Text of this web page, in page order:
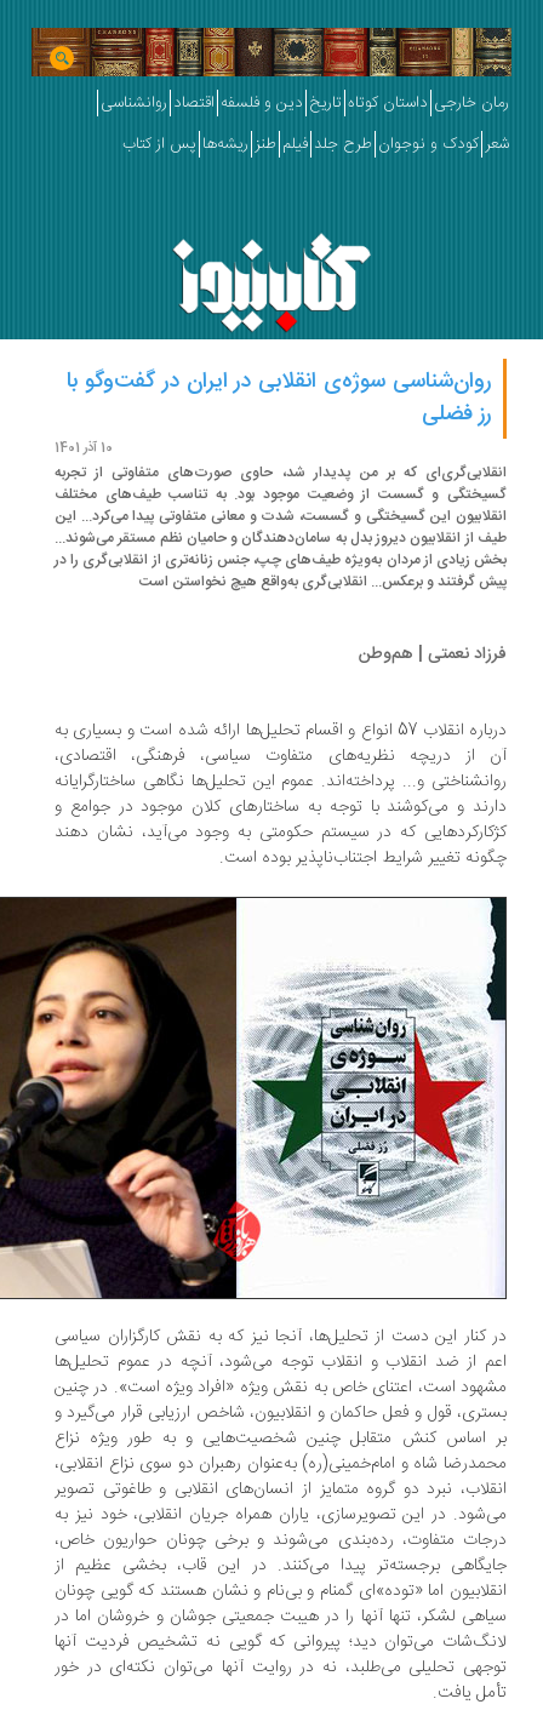
خارجی داستان کوتاه تاریخ دین و فلسفه اقتصاد روانشناسی
کودک و نوجوان طرح جلد فیلم طنز ریشه‌ها پس از کتاب
روان‌شناسی سوژه‌ی انقلابی در ایران در گفت‌وگو با
رز فضلی
که بر من پدیدار شد، حاوی صورت‌های متفاوتی از تجربه
و گسست از وضعیت موجود بود. به تناسب طیف‌های مختلف
این گسیختگی و گسست، شدت و معانی متفاوتی پیدا می‌کرد... این
از انقلابیون دیروز بدل به سامان‌دهندگان و حامیان نظم مستقر می‌شوند...
زیادی از مردان به‌ویژه طیف‌های چپ، جنس زنانه‌تری از انقلابی‌گری را در
گرفتند و برعکس... انقلابی‌گری به‌واقع هیچ نخواستن است
نعمتی | هم‌وطن
درباره انقلاب 57 انواع و اقسام تحلیل‌ها ارائه شده است و بسیاری به
از دریچه نظریه‌های متفاوت سیاسی، فرهنگی، اقتصادی،
و... پرداخته‌اند. عموم این تحلیل‌ها نگاهی ساختارگرایانه
و می‌کوشند با توجه به ساختارهای کلان موجود در جوامع و
که در سیستم حکومتی به وجود می‌آید، نشان دهند
تغییر شرایط اجتناب‌ناپذیر بوده است.
کنار این دست از تحلیل‌ها، آنجا نیز که به نقش کارگزاران سیاسی
از ضد انقلاب و انقلاب توجه می‌شود، آنچه در عموم تحلیل‌ها
است، اعتنای خاص به نقش ویژه «افراد ویژه است». در چنین
قول و فعل حاکمان و انقلابیون، شاخص ارزیابی قرار می‌گیرد و
اساس کنش متقابل چنین شخصیت‌هایی و به طور ویژه نزاع
شاه و امام‌خمینی(ره) ‌به‌عنوان رهبران دو سوی نزاع انقلابی،
نبرد دو گروه متمایز از انسان‌های انقلابی و طاغوتی تصویر
در این تصویرسازی، یاران همراه جریان انقلابی، خود نیز به
متفاوت، رده‌بندی می‌شوند و برخی چونان حواریون خاص،
برجسته‌تر پیدا می‌کنند. در این قاب، بخشی عظیم از
اما «توده‌»ای گمنام و بی‌نام و نشان هستند که گویی چونان
لشکر، تنها آنها را در هیبت جمعیتی جوشان و خروشان اما در
می‌توان دید؛ پیروانی که گویی نه تشخیص فردیت آنها
تحلیلی می‌طلبد، نه در روایت آنها می‌توان نکته‌ای در خور
یافت.